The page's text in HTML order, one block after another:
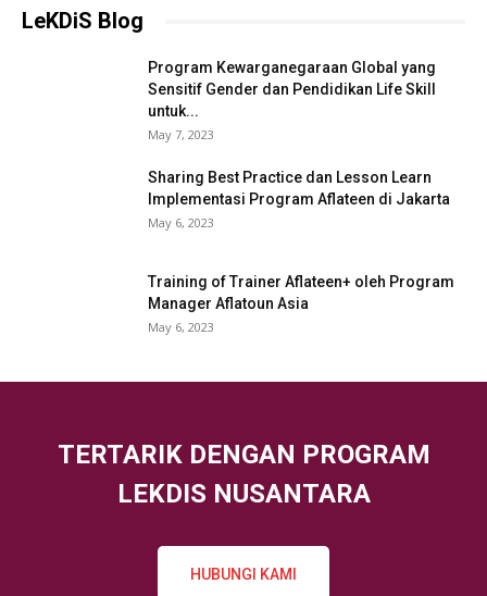
LeKDiS Blog
Program Kewarganegaraan Global yang
Sensitif Gender dan Pendidikan Life Skill
untuk...
May 7, 2023
Sharing Best Practice dan Lesson Learn
Implementasi Program Aflateen di Jakarta
May 6, 2023
Training of Trainer Aflateen+ oleh Program
Manager Aflatoun Asia
May 6, 2023
TERTARIK DENGAN PROGRAM
LEKDIS NUSANTARA
HUBUNGI KAMI